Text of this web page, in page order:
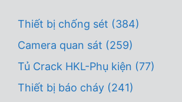
Thiết bị chống sét (384)
Camera quan sát (259)
Tủ Crack HKL-Phụ kiện (77)
Thiết bị báo cháy (241)